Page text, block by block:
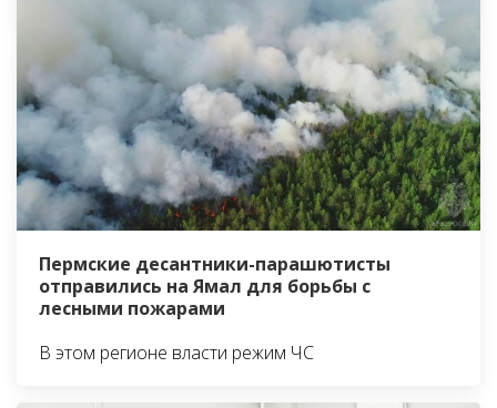
Пермские десантники-парашютисты
отправились на Ямал для борьбы с
лесными пожарами
В этом регионе власти режим ЧС